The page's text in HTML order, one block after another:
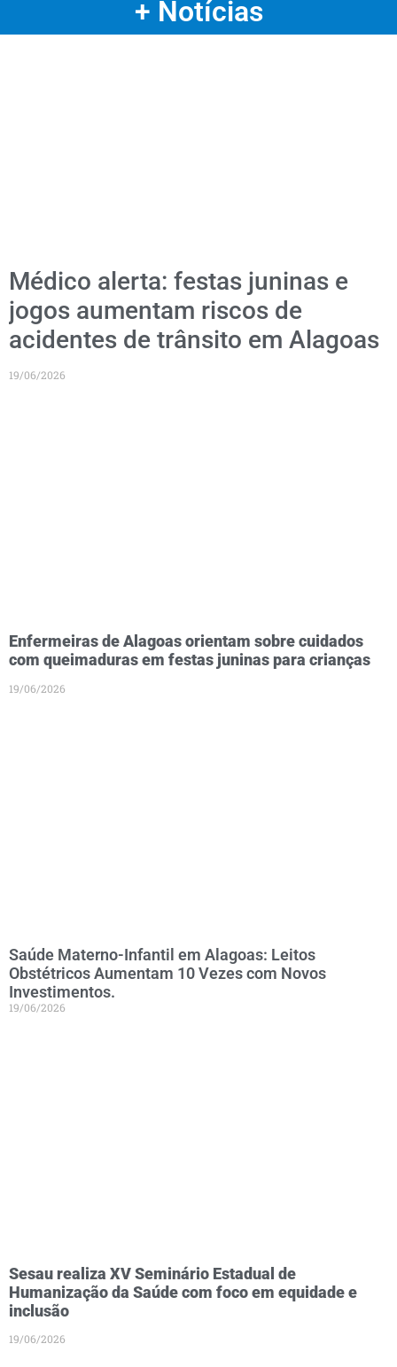
+ Notícias
Médico alerta: festas juninas e
jogos aumentam riscos de
acidentes de trânsito em Alagoas
19/06/2026
Enfermeiras de Alagoas orientam sobre cuidados
com queimaduras em festas juninas para crianças
19/06/2026
Saúde Materno-Infantil em Alagoas: Leitos
Obstétricos Aumentam 10 Vezes com Novos
Investimentos.
19/06/2026
Sesau realiza XV Seminário Estadual de
Humanização da Saúde com foco em equidade e
inclusão
19/06/2026